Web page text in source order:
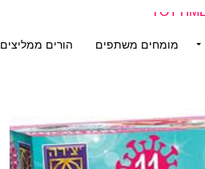
מומחים משתפים הורים ממליצים